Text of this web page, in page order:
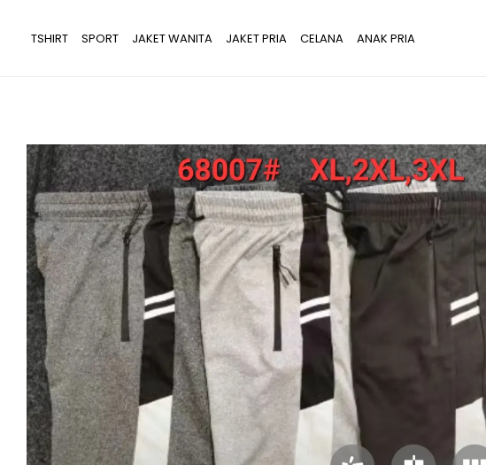
kontenTSHIRT SPORT JAKET WANITA JAKET PRIA CELANA ANAK PRIA